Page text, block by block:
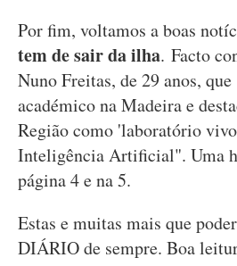
Por fim, voltamos a boas
tem de sair da ilha. Facto
Nuno Freitas, de 29 anos,
académico na Madeira e
Região como 'laboratório
Inteligência Artificial". Uma
página 4 e na 5.
Estas e muitas mais que
DIÁRIO de sempre. Boa